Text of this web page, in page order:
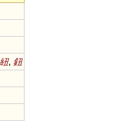
, 鈕